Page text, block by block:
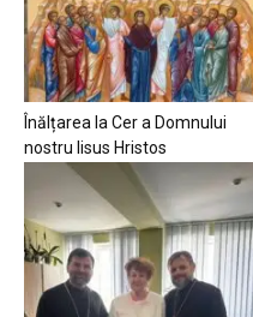
Înălțarea la Cer a Domnului
nostru Iisus Hristos